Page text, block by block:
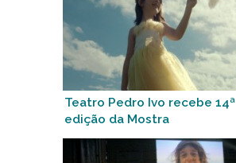
Teatro Pedro Ivo recebe 14ª
edição da Mostra